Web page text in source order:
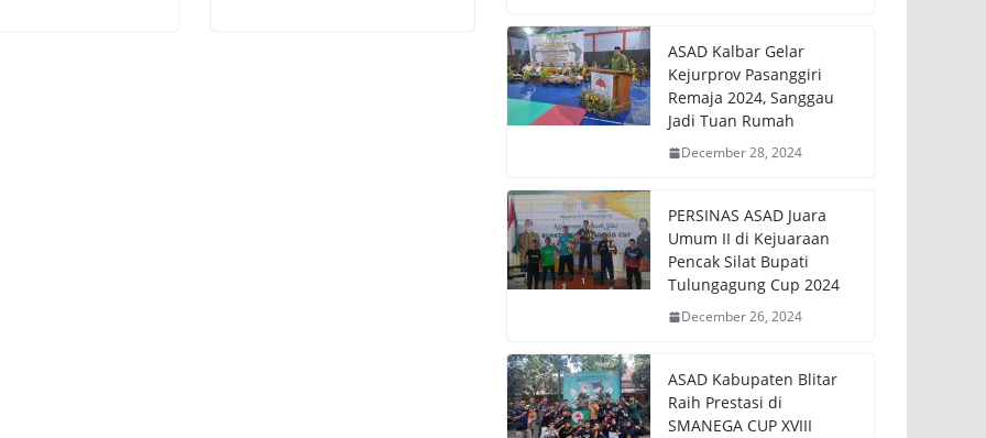
ASAD Kalbar Gelar
Kejurprov Pasanggiri
Remaja 2024, Sanggau
Jadi Tuan Rumah
December 28, 2024
PERSINAS ASAD Juara
Umum II di Kejuaraan
Pencak Silat Bupati
Tulungagung Cup 2024
December 26, 2024
ASAD Kabupaten Blitar
Raih Prestasi di
SMANEGA CUP XVIII